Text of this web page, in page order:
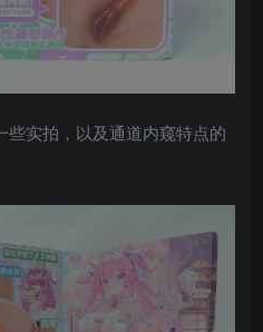
实拍，以及通道内窥特点的